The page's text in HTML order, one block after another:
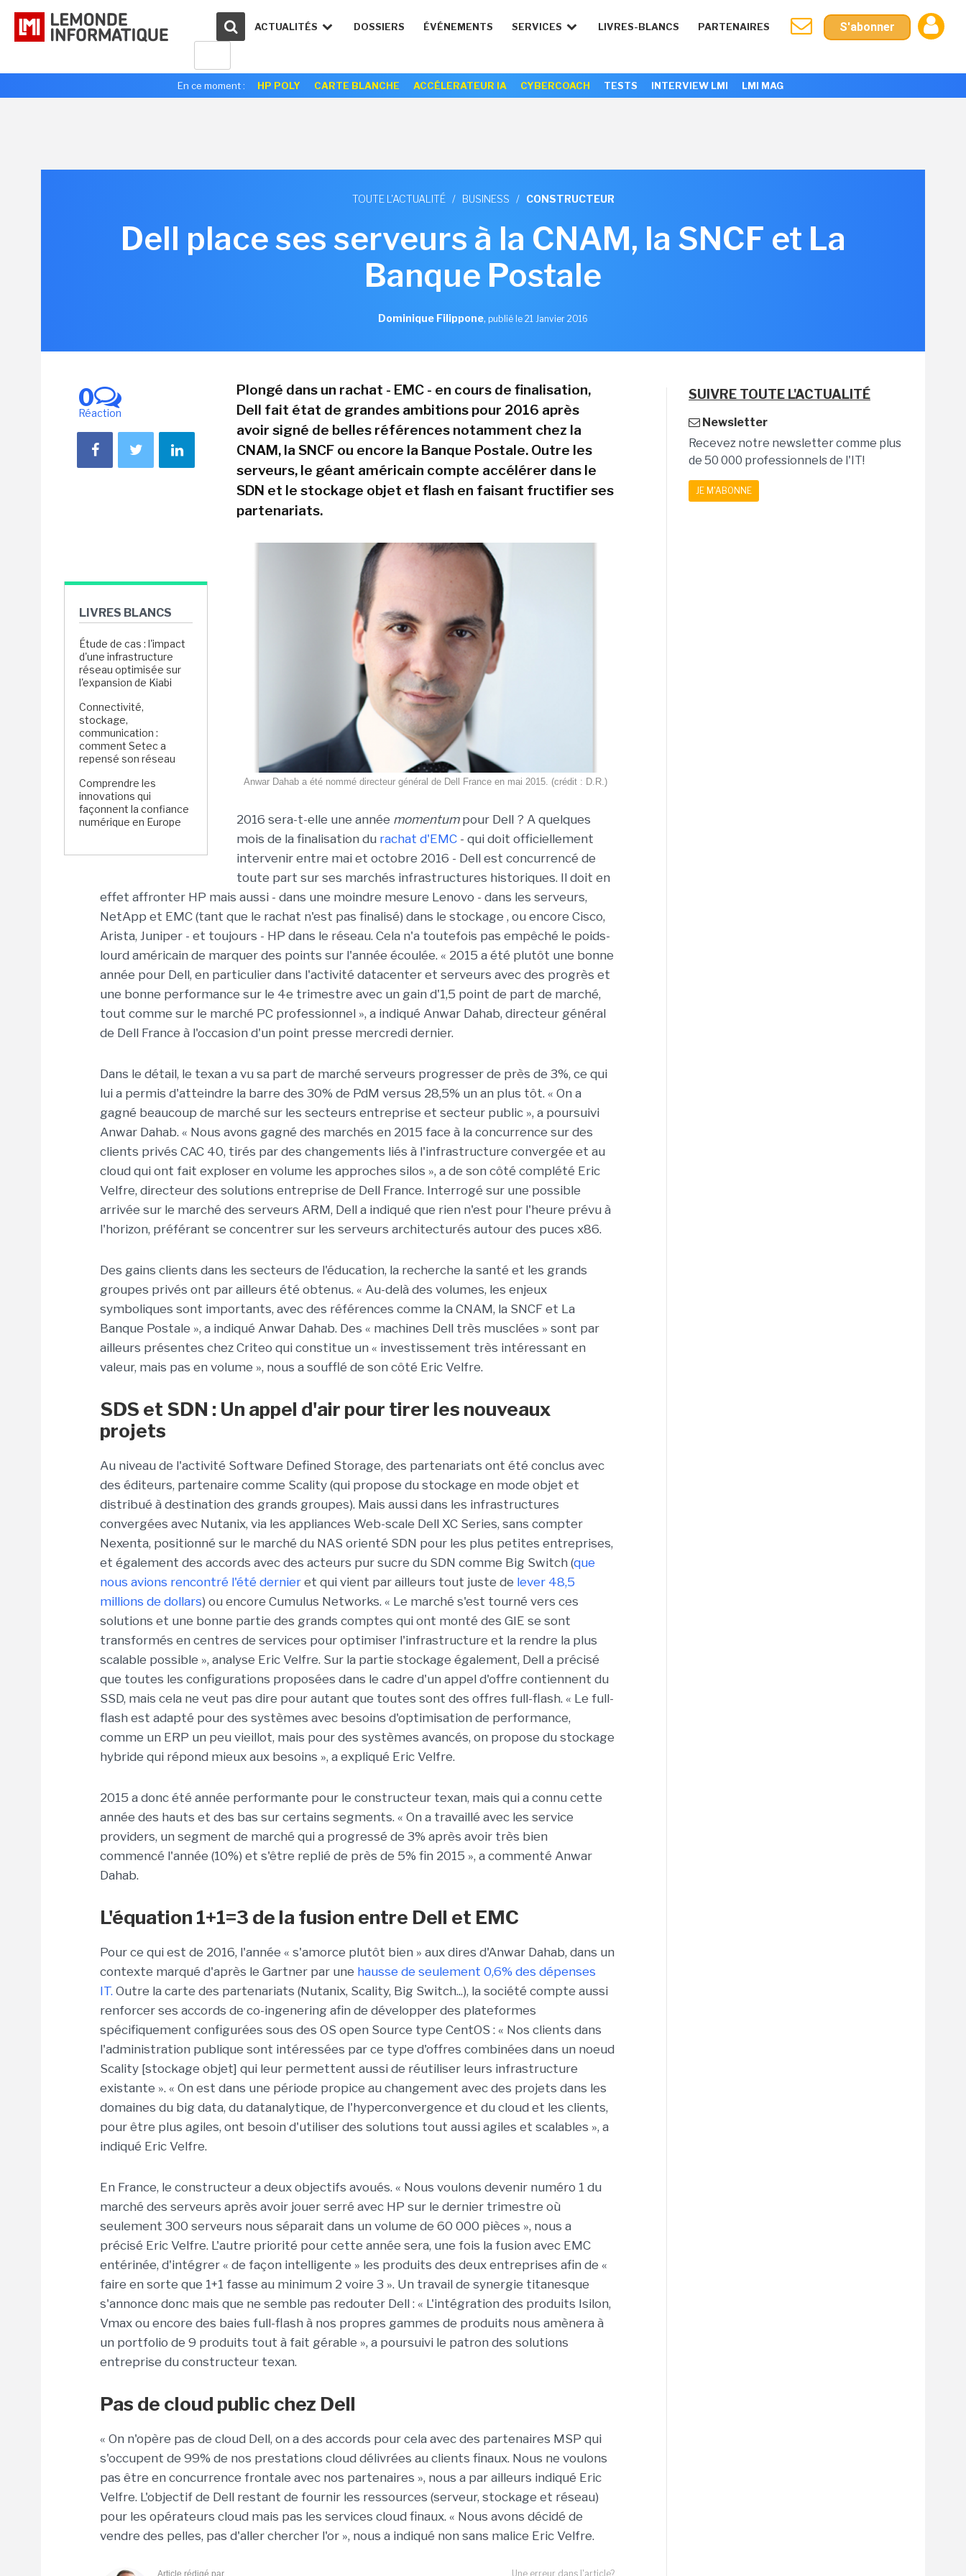
ACTUALITÉS DOSSIERS ÉVÉNEMENTS SERVICES LIVRES-BLANCS PARTENAIRES S'abonner
En ce moment : HP POLY CARTE BLANCHE ACCÉLERATEUR IA CYBERCOACH TESTS INTERVIEW LMI LMI MAG
TOUTE L'ACTUALITÉ / BUSINESS / CONSTRUCTEUR
Dell place ses serveurs à la CNAM, la SNCF et La
Banque Postale
Dominique Filippone, publié le 21 Janvier 2016
0
Réaction
LIVRES BLANCS
Étude de cas : l'impact
d'une infrastructure
réseau optimisée sur
l'expansion de Kiabi
Connectivité,
stockage,
communication :
comment Setec a
repensé son réseau
Comprendre les
innovations qui
façonnent la confiance
numérique en Europe
Plongé dans un rachat - EMC - en cours de finalisation,
Dell fait état de grandes ambitions pour 2016 après
avoir signé de belles références notamment chez la
CNAM, la SNCF ou encore la Banque Postale. Outre les
serveurs, le géant américain compte accélérer dans le
SDN et le stockage objet et flash en faisant fructifier ses
partenariats.
Anwar Dahab a été nommé directeur général de Dell France en mai 2015. (crédit : D.R.)
2016 sera-t-elle une année momentumpour Dell ? A quelques
mois de la finalisation du rachat d'EMC - qui doit officiellement
intervenir entre mai et octobre 2016 - Dell est concurrencé de
toute part sur ses marchés infrastructures historiques. Il doit en
effet affronter HP mais aussi - dans une moindre mesure Lenovo - dans les serveurs,
NetApp et EMC (tant que le rachat n'est pas finalisé) dans le stockage , ou encore Cisco,
Arista, Juniper - et toujours - HP dans le réseau. Cela n'a toutefois pas empêché le poids-
lourd américain de marquer des points sur l'année écoulée. « 2015 a été plutôt une bonne
année pour Dell, en particulier dans l'activité datacenter et serveurs avec des progrès et
une bonne performance sur le 4e trimestre avec un gain d'1,5 point de part de marché,
tout comme sur le marché PC professionnel », a indiqué Anwar Dahab, directeur général
de Dell France à l'occasion d'un point presse mercredi dernier.
Dans le détail, le texan a vu sa part de marché serveurs progresser de près de 3%, ce qui
lui a permis d'atteindre la barre des 30% de PdM versus 28,5% un an plus tôt. « On a
gagné beaucoup de marché sur les secteurs entreprise et secteur public », a poursuivi
Anwar Dahab. « Nous avons gagné des marchés en 2015 face à la concurrence sur des
clients privés CAC 40, tirés par des changements liés à l'infrastructure convergée et au
cloud qui ont fait exploser en volume les approches silos », a de son côté complété Eric
Velfre, directeur des solutions entreprise de Dell France. Interrogé sur une possible
arrivée sur le marché des serveurs ARM, Dell a indiqué que rien n'est pour l'heure prévu à
l'horizon, préférant se concentrer sur les serveurs architecturés autour des puces x86.
Des gains clients dans les secteurs de l'éducation, la recherche la santé et les grands
groupes privés ont par ailleurs été obtenus. « Au-delà des volumes, les enjeux
symboliques sont importants, avec des références comme la CNAM, la SNCF et La
Banque Postale », a indiqué Anwar Dahab. Des « machines Dell très musclées » sont par
ailleurs présentes chez Criteo qui constitue un « investissement très intéressant en
valeur, mais pas en volume », nous a soufflé de son côté Eric Velfre.
SDS et SDN : Un appel d'air pour tirer les nouveaux
projets
Au niveau de l'activité Software Defined Storage, des partenariats ont été conclus avec
des éditeurs, partenaire comme Scality (qui propose du stockage en mode objet et
distribué à destination des grands groupes). Mais aussi dans les infrastructures
convergées avec Nutanix, via les appliances Web-scale Dell XC Series, sans compter
Nexenta, positionné sur le marché du NAS orienté SDN pour les plus petites entreprises,
et également des accords avec des acteurs pur sucre du SDN comme Big Switch (que
nous avions rencontré l'été dernier et qui vient par ailleurs tout juste de lever 48,5
millions de dollars) ou encore Cumulus Networks. « Le marché s'est tourné vers ces
solutions et une bonne partie des grands comptes qui ont monté des GIE se sont
transformés en centres de services pour optimiser l'infrastructure et la rendre la plus
scalable possible », analyse Eric Velfre. Sur la partie stockage également, Dell a précisé
que toutes les configurations proposées dans le cadre d'un appel d'offre contiennent du
SSD, mais cela ne veut pas dire pour autant que toutes sont des offres full-flash. « Le full-
flash est adapté pour des systèmes avec besoins d'optimisation de performance,
comme un ERP un peu vieillot, mais pour des systèmes avancés, on propose du stockage
hybride qui répond mieux aux besoins », a expliqué Eric Velfre.
2015 a donc été année performante pour le constructeur texan, mais qui a connu cette
année des hauts et des bas sur certains segments. « On a travaillé avec les service
providers, un segment de marché qui a progressé de 3% après avoir très bien
commencé l'année (10%) et s'être replié de près de 5% fin 2015 », a commenté Anwar
Dahab.
L'équation 1+1=3 de la fusion entre Dell et EMC
Pour ce qui est de 2016, l'année « s'amorce plutôt bien » aux dires d'Anwar Dahab, dans un
contexte marqué d'après le Gartner par une hausse de seulement 0,6% des dépenses
IT. Outre la carte des partenariats (Nutanix, Scality, Big Switch...), la société compte aussi
renforcer ses accords de co-ingenering afin de développer des plateformes
spécifiquement configurées sous des OS open Source type CentOS : « Nos clients dans
l'administration publique sont intéressées par ce type d'offres combinées dans un noeud
Scality [stockage objet] qui leur permettent aussi de réutiliser leurs infrastructure
existante ». « On est dans une période propice au changement avec des projets dans les
domaines du big data, du datanalytique, de l'hyperconvergence et du cloud et les clients,
pour être plus agiles, ont besoin d'utiliser des solutions tout aussi agiles et scalables », a
indiqué Eric Velfre.
En France, le constructeur a deux objectifs avoués. « Nous voulons devenir numéro 1 du
marché des serveurs après avoir jouer serré avec HP sur le dernier trimestre où
seulement 300 serveurs nous séparait dans un volume de 60 000 pièces », nous a
précisé Eric Velfre. L'autre priorité pour cette année sera, une fois la fusion avec EMC
entérinée, d'intégrer « de façon intelligente » les produits des deux entreprises afin de «
faire en sorte que 1+1 fasse au minimum 2 voire 3 ». Un travail de synergie titanesque
s'annonce donc mais que ne semble pas redouter Dell : « L'intégration des produits Isilon,
Vmax ou encore des baies full-flash à nos propres gammes de produits nous amènera à
un portfolio de 9 produits tout à fait gérable », a poursuivi le patron des solutions
entreprise du constructeur texan.
Pas de cloud public chez Dell
« On n'opère pas de cloud Dell, on a des accords pour cela avec des partenaires MSP qui
s'occupent de 99% de nos prestations cloud délivrées au clients finaux. Nous ne voulons
pas être en concurrence frontale avec nos partenaires », nous a par ailleurs indiqué Eric
Velfre. L'objectif de Dell restant de fournir les ressources (serveur, stockage et réseau)
pour les opérateurs cloud mais pas les services cloud finaux. « Nous avons décidé de
vendre des pelles, pas d'aller chercher l'or », nous a indiqué non sans malice Eric Velfre.
Une erreur dans l'article?
Article rédigé par
SUIVRE TOUTE L'ACTUALITÉ
Newsletter
Recevez notre newsletter comme plus
de 50 000 professionnels de l'IT!
JE M'ABONNE